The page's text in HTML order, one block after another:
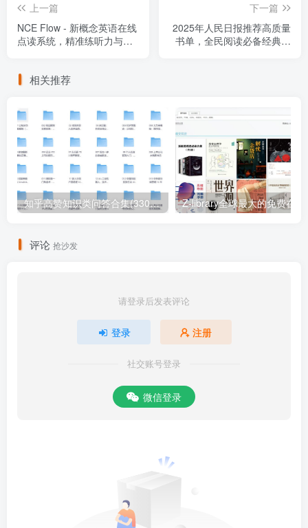
上一篇
NCE Flow - 新概念英语在线
点读系统，精准练听力与跟
下一篇
2025年人民日报推荐高质量
书单，全民阅读必备经典好
相关推荐
知乎高赞知识类问答合集(3300多篇)
评论 抢沙发
请登录后发表评论
登录 注册
社交账号登录
微信登录